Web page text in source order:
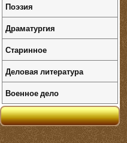
Поэзия
Драматургия
Старинное
Деловая литература
Военное дело